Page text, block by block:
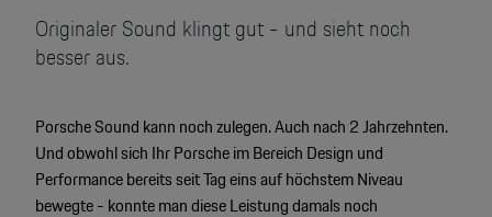
Originaler Sound klingt gut - und sieht noch
besser aus.
Porsche Sound kann noch zulegen. Auch nach 2 Jahrzehnten.
Und obwohl sich Ihr Porsche im Bereich Design und
Performance bereits seit Tag eins auf höchstem Niveau
bewegte - konnte man diese Leistung damals noch